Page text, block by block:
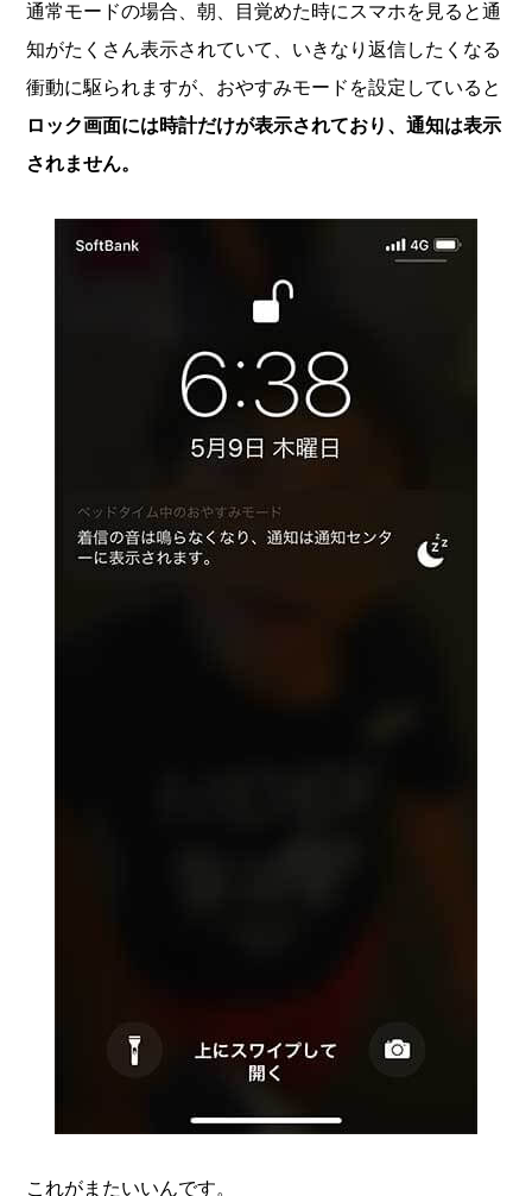
通常モードの場合、朝、目覚めた時にスマホを見ると通
知がたくさん表示されていて、いきなり返信したくなる
衝動に駆られますが、おやすみモードを設定していると
ロック画面には時計だけが表示されており、通知は表示
されません。
これがまたいいんです。